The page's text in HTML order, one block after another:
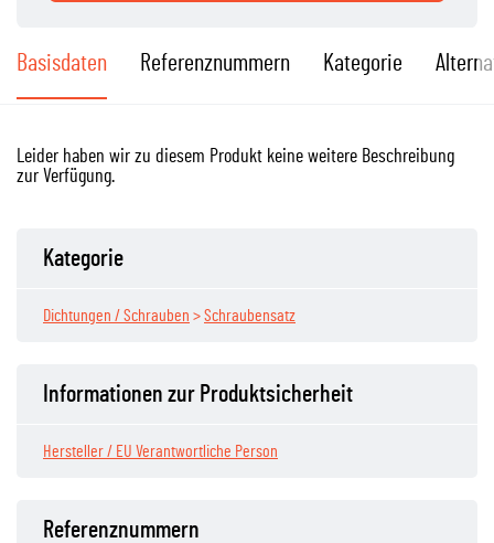
Basisdaten Referenznummern Kategorie
Leider haben wir zu diesem Produkt keine weitere Beschreibung
zur Verfügung.
Kategorie
Dichtungen / Schrauben >Schraubensatz
Informationen zur Produktsicherheit
Hersteller / EU Verantwortliche Person
Referenznummern